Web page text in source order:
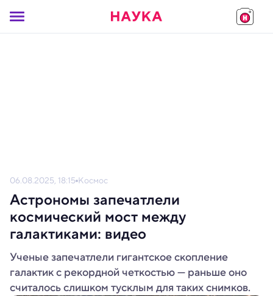
06.08.2025, 18:15 Космос
Астрономы запечатлели
космический мост между
галактиками: видео
Ученые запечатлели гигантское скопление
галактик с рекордной четкостью — раньше оно
считалось слишком тусклым для таких снимков.